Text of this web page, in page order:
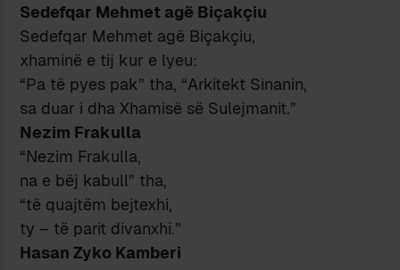
Sedefqar Mehmet agë Biçakçiu
Sedefqar Mehmet agë Biçakçiu,
xhaminë e tij kur e lyeu:
“Pa të pyes pak” tha, “Arkitekt Sinanin,
sa duar i dha Xhamisë së Sulejmanit.”
Nezim Frakulla
“Nezim Frakulla,
na e bëj kabull” tha,
“të quajtëm bejtexhi,
ty – të parit divanxhi.”
Hasan Zyko Kamberi